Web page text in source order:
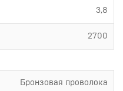
3,8
2700
Бронзовая проволока